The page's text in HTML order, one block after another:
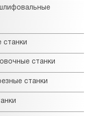
станки
станки
станки